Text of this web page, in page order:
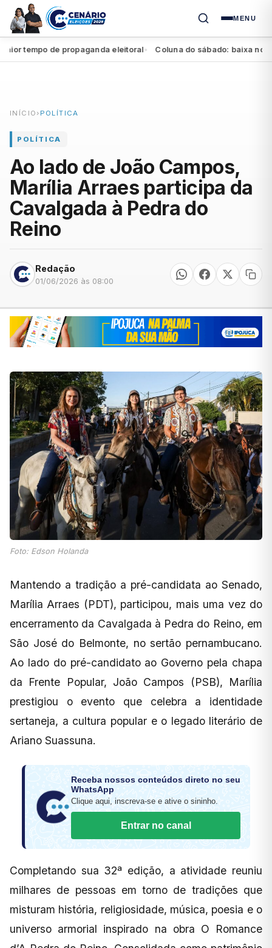
MENU
tempo de propaganda eleitoral● Coluna do sábado: baixa no
INÍCIO › POLÍTICA
POLÍTICA
Ao lado de João Campos,
Marília Arraes participa da
Cavalgada à Pedra do
Reino
Redação
01/06/2026 às 08:00
Foto: Edson Holanda
Mantendo a tradição a pré-candidata ao Senado,
Marília Arraes (PDT), participou, mais uma vez do
encerramento da Cavalgada à Pedra do Reino, em
São José do Belmonte, no sertão pernambucano.
Ao lado do pré-candidato ao Governo pela chapa
da Frente Popular, João Campos (PSB), Marília
prestigiou o evento que celebra a identidade
sertaneja, a cultura popular e o legado literário de
Ariano Suassuna.
Receba nossos conteúdos direto no seu
WhatsApp
Clique aqui, inscreva-se e ative o sininho.
Entrar no canal
Completando sua 32ª edição, a atividade reuniu
milhares de pessoas em torno de tradições que
misturam história, religiosidade, música, poesia e o
universo armorial inspirado na obra O Romance